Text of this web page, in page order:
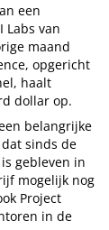
een
van
maand
opgericht
haalt
dollar op.
belangrijke
sinds de
gebleven in
mogelijk nog
Project
in de